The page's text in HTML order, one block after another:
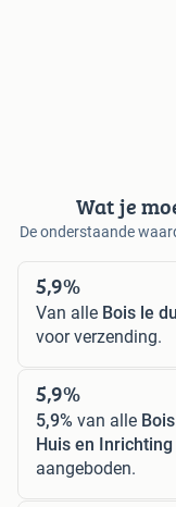
Wat je
De onderstaande
5,9%
Van alle Bois le
voor verzending.
5,9%
5,9% van alle
Huis en Inrichting
aangeboden.